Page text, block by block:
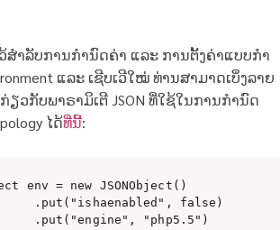
ສໍາລັບການກໍານົດຄ່າ ແລະ ການຕັ້ງຄ່າແບບກໍາ
ແລະ ເຊີບເວີໃໝ່ ທ່ານສາມາດເບິ່ງລາຍ
ຽວກັບພາຣາມິເຕີ JSON ທີ່ໃຊ້ໃນການກໍານົດ
ໄດ້ທີ່ນີ້:
env = new JSONObject()
.put("ishaenabled", false)
.put("engine", "php5.5")